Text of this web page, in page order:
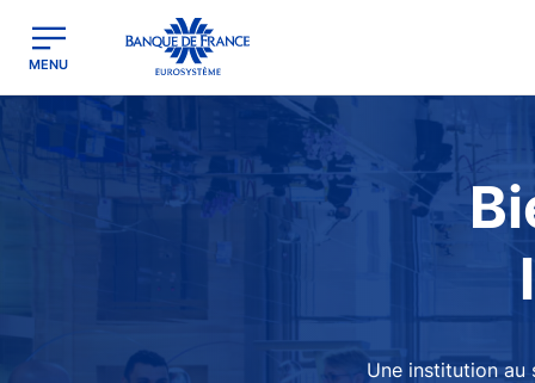
Banque de France - Menu Principal
MENU
Image
Une institution au